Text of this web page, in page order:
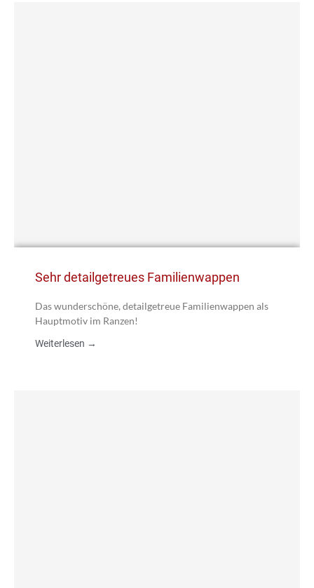
Sehr detailgetreues Familienwappen
Das wunderschöne, detailgetreue Familienwappen als
Hauptmotiv im Ranzen!
Weiterlesen →